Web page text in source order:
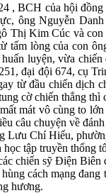
, BCH của hội
ông Nguyễn
Kim Cúc và con
lòng của con
luyện, vừa
đại đội 674, cụ
từ đầu chiến dịch
cờ chiến thắng
mát vô cùng to
câu chuyện về
Lưu Chí Hiếu,
tập truyền thống
chiến sỹ Điện Biên
cách mạng
hương.